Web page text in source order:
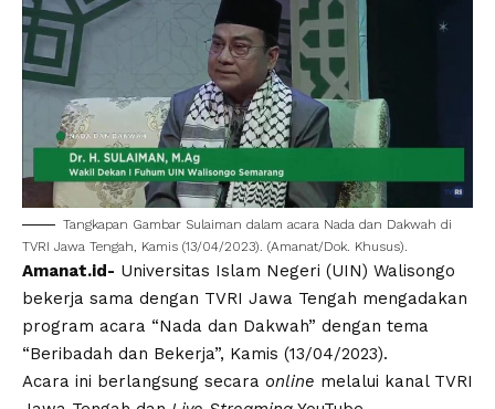
Tangkapan Gambar Sulaiman dalam acara Nada dan Dakwah di
TVRI Jawa Tengah, Kamis (13/04/2023). (Amanat/Dok. Khusus).
Amanat.id- Universitas Islam Negeri (UIN) Walisongo
bekerja sama dengan TVRI Jawa Tengah mengadakan
program acara “Nada dan Dakwah” dengan tema
“Beribadah dan Bekerja”, Kamis (13/04/2023).
Acara ini berlangsung secara online melalui kanal TVRI